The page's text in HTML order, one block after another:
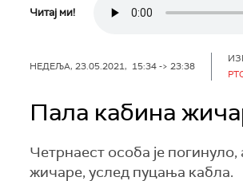
Читај ми!
НЕДЕЉА, 23.05.2021, 15:34 -> 23:38
Пала кабина
Четрнаест особа је
жичаре, услед пуцања кабла.